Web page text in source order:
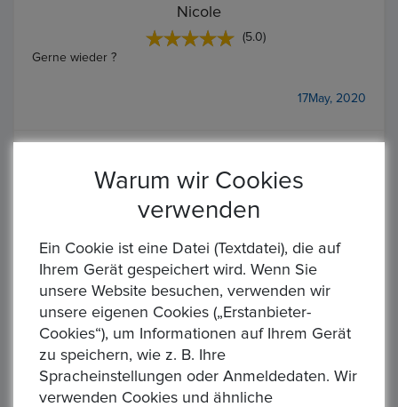
Nicole
(5.0)
Gerne wieder ?
17May, 2020
Nicole
(5.0)
Warum wir Cookies
verwenden
Ein Cookie ist eine Datei (Textdatei), die auf
Ihrem Gerät gespeichert wird. Wenn Sie
unsere Website besuchen, verwenden wir
unsere eigenen Cookies („Erstanbieter-
Cookies“), um Informationen auf Ihrem Gerät
zu speichern, wie z. B. Ihre
Spracheinstellungen oder Anmeldedaten. Wir
verwenden Cookies und ähnliche